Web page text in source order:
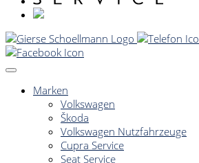
Marken
Volkswagen
Škoda
Volkswagen Nutzfahrzeuge
Cupra Service
Seat Service